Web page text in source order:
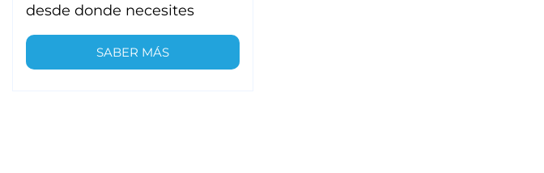
desde donde necesites
SABER MÁS